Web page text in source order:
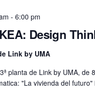
Design
- 6:00 pm
Link by UMA
planta de Link by UMA, de
"La vivienda del